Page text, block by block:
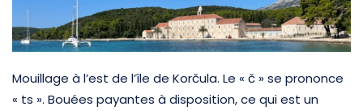
Mouillage à l’est de l’île de Korčula. Le « č » se prononce
« ts ». Bouées payantes à disposition, ce qui est un